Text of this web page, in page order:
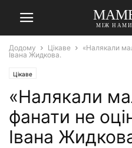
МІЖ
Додому Цікаве
«Налякали
Івана Жидкова.
Цікаве
«Налякали
фанати не
Івана